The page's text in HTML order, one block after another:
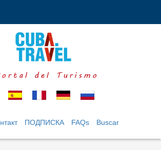
del Turismo
ПОДПИСКА FAQs Buscar